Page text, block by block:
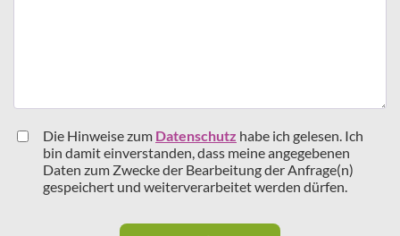
Die Hinweise zum Datenschutz habe ich gelesen. Ich
bin damit einverstanden, dass meine angegebenen
Daten zum Zwecke der Bearbeitung der Anfrage(n)
gespeichert und weiterverarbeitet werden dürfen.